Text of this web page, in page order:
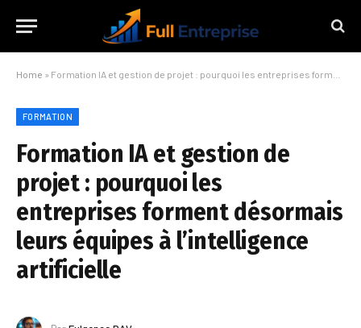
Home » Formation IA et gestion de projet : pourquoi les entreprises forment désormais leurs équipes à l’intelligence artificielle
FORMATION
Formation IA et gestion de
projet : pourquoi les
entreprises forment désormais
leurs équipes à l’intelligence
artificielle